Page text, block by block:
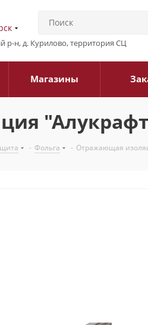
р-н, д. Курилово, территория СЦ
Магазины
"Алукрафт
- Фольга - Отражающая